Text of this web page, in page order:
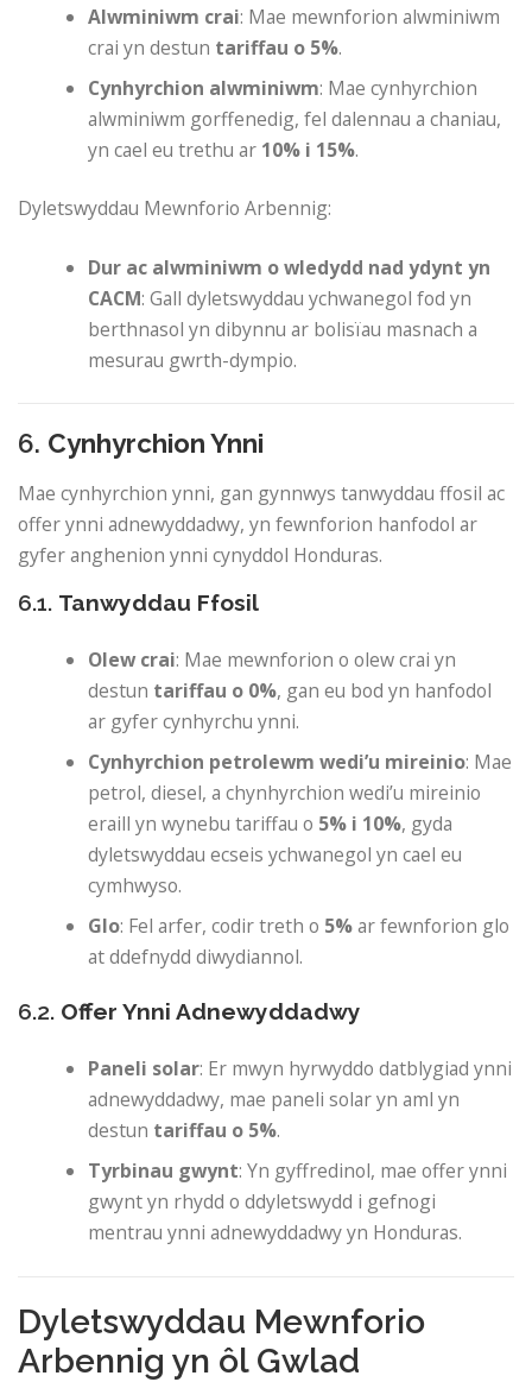
Alwminiwm crai: Mae mewnforion alwminiwm
crai yn destun tariffau o 5%.
Cynhyrchion alwminiwm: Mae cynhyrchion
alwminiwm gorffenedig, fel dalennau a chaniau,
yn cael eu trethu ar 10% i 15%.
Dyletswyddau Mewnforio Arbennig:
Dur ac alwminiwm o wledydd nad ydynt yn
CACM: Gall dyletswyddau ychwanegol fod yn
berthnasol yn dibynnu ar bolisïau masnach a
mesurau gwrth-dympio.
6. Cynhyrchion Ynni
Mae cynhyrchion ynni, gan gynnwys tanwyddau ffosil ac
offer ynni adnewyddadwy, yn fewnforion hanfodol ar
gyfer anghenion ynni cynyddol Honduras.
6.1. Tanwyddau Ffosil
Olew crai: Mae mewnforion o olew crai yn
destun tariffau o 0%, gan eu bod yn hanfodol
ar gyfer cynhyrchu ynni.
Cynhyrchion petrolewm wedi’u mireinio: Mae
petrol, diesel, a chynhyrchion wedi’u mireinio
eraill yn wynebu tariffau o 5% i 10%, gyda
dyletswyddau ecseis ychwanegol yn cael eu
cymhwyso.
Glo: Fel arfer, codir treth o 5%ar fewnforion glo
at ddefnydd diwydiannol.
6.2. Offer Ynni Adnewyddadwy
Paneli solar: Er mwyn hyrwyddo datblygiad ynni
adnewyddadwy, mae paneli solar yn aml yn
destun tariffau o 5%.
Tyrbinau gwynt: Yn gyffredinol, mae offer ynni
gwynt yn rhydd o ddyletswydd i gefnogi
mentrau ynni adnewyddadwy yn Honduras.
Dyletswyddau Mewnforio
Arbennig yn ôl Gwlad